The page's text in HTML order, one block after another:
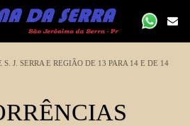
J. SERRA E REGIÃO DE 13 PARA 14 E DE 14